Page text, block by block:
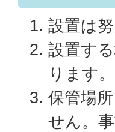
設置は努
設置す
ります。
保管場
せん。